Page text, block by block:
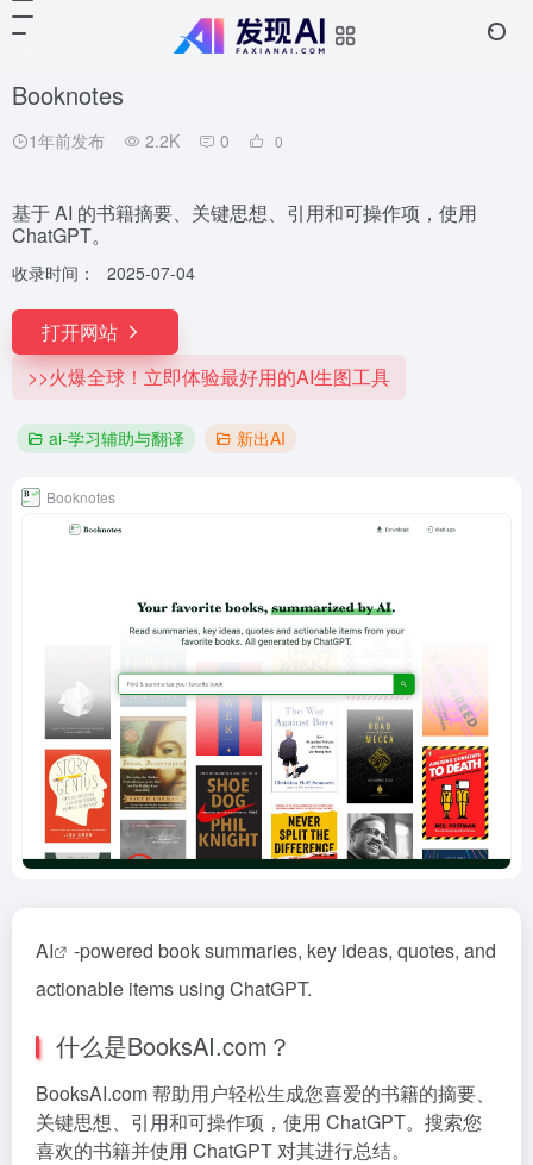
Booknotes
1年前发布 2.2K 0 0
基于 AI 的书籍摘要、关键思想、引用和可操作项，使用
ChatGPT。
收录时间： 2025-07-04
打开网站
>>火爆全球！立即体验最好用的AI生图工具
ai-学习辅助与翻译 新出AI
Booknotes
AI
-powered book summaries, key ideas, quotes, and
actionable items using ChatGPT.
什么是BooksAI.com？
BooksAI.com 帮助用户轻松生成您喜爱的书籍的摘要、
关键思想、引用和可操作项，使用 ChatGPT。搜索您
喜欢的书籍并使用 ChatGPT 对其进行总结。